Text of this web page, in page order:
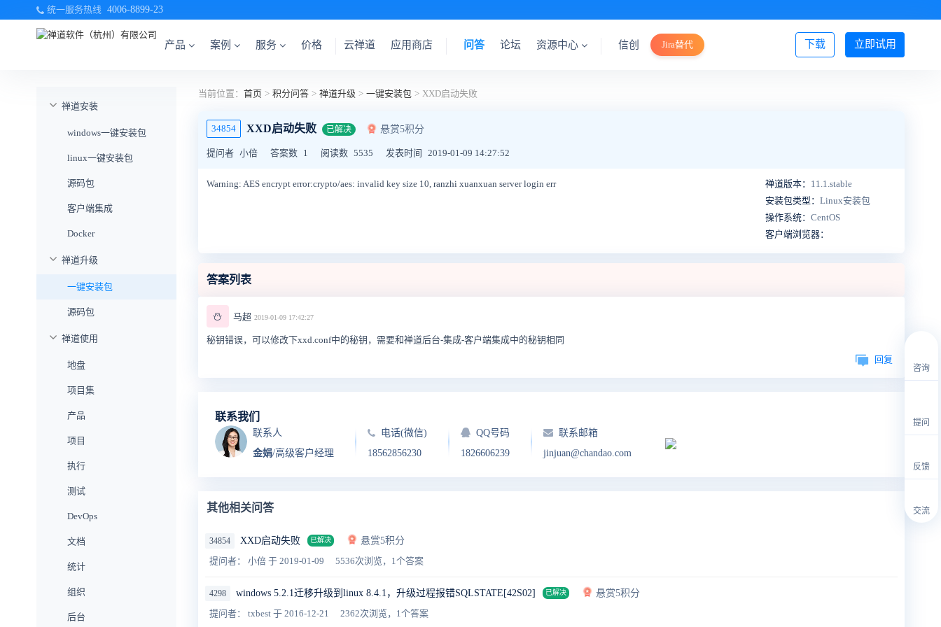
统一服务热线 4006-8899-23
产品 案例 服务 价格 立即试用
下载
云禅道 应用商店 问答 论坛 资源中心 信创 Jira替代 登录/注册
禅道安装
windows一键安装包
linux一键安装包
源码包
客户端集成
Docker
禅道升级
一键安装包
源码包
禅道使用
地盘
项目集
产品
项目
执行
测试
DevOps
文档
统计
组织
后台
当前位置： 首页 > 积分问答 > 禅道升级 > 一键安装包 > XXD启动失败
34854 XXD启动失败 已解决 悬赏5积分
提问者 小倍 答案数 1 阅读数 5535 发表时间 2019-01-09 14:27:52
Warning: AES encrypt error:crypto/aes: invalid key size 10, ranzhi xuanxuan server login err 禅道版本： 11.1.stable
安装包类型： Linux安装包
操作系统： CentOS
客户端浏览器：
答案列表
⛄ 马超 2019-01-09 17:42:27
秘钥错误，可以修改下xxd.conf中的秘钥，需要和禅道后台-集成-客户端集成中的秘钥相同
回复
联系我们
联系人
金娟/高级客户经理
电话(微信)
18562856230
QQ号码
1826606239
联系邮箱
jinjuan@chandao.com
其他相关问答
34854 XXD启动失败 已解决
悬赏5积分
提问者： 小倍 于 2019-01-09 5536次浏览，1个答案
4298 windows 5.2.1迁移升级到linux 8.4.1，升级过程报错SQLSTATE[42S02] 已解决
悬赏5积分
提问者： txbest 于 2016-12-21 2362次浏览，1个答案
咨询
提问
反馈
交流